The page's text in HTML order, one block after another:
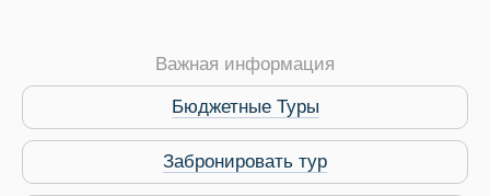
Важная информация
Бюджетные Туры
Забронировать тур